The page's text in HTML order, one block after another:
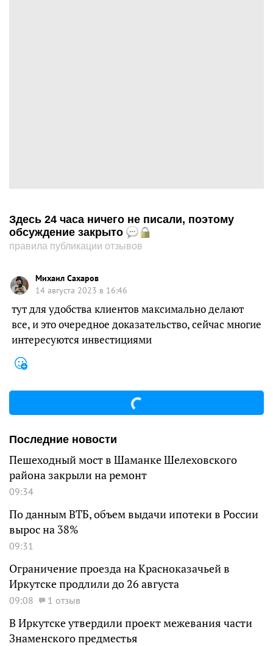
Здесь 24 часа ничего не писали, поэтому
обсуждение закрыто
правила публикации отзывов
Михаил Сахаров
14 августа 2023 в 16:46
тут для удобства клиентов максимально делают
все, и это очередное доказательство, сейчас многие
интересуются инвестициями
Последние новости
Пешеходный мост в Шаманке Шелеховского
района закрыли на ремонт
09:34
По данным ВТБ, объем выдачи ипотеки в России
вырос на 38%
09:31
Ограничение проезда на Красноказачьей в
Иркутске продлили до 26 августа
09:08 1 отзыв
В Иркутске утвердили проект межевания части
Знаменского предместья